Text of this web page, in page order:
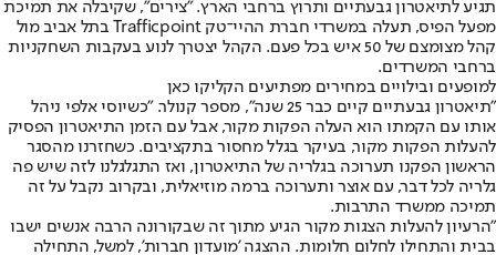
תגיע לתיאטרון גבעתיים ותרוץ ברחבי הארץ. "צירים", שקיבלה את תמיכת
מפעל הפיס, תעלה במשרדי חברת ההיי־טק Trafficpoint בתל אביב מול
קהל מצומצם של 50 איש בכל פעם. הקהל יצטרך לנוע בעקבות השחקניות
ברחבי המשרדים.
למופעים ובילויים במחירים מפתיעים הקליקו כאן
"תיאטרון גבעתיים קיים כבר 25 שנה", מספר קנולר. "כשיוסי אלפי ניהל
אותו עם הקמתו הוא העלה הפקות מקור, אבל עם הזמן התיאטרון הפסיק
להעלות הפקות מקור, בעיקר בגלל מחסור בתקציבים. כשחזרנו מהסגר
הראשון הפקנו תערוכה בגלריה של התיאטרון, ואז התגלגלנו לזה שיש פה
גלריה לכל דבר, עם אוצר ותערוכה ברמה מוזיאלית, ובקרוב נקבל על זה
תמיכה ממשרד התרבות.
"הרעיון להעלות הצגות מקור הגיע מתוך זה שבקורונה הרבה אנשים ישבו
בבית והתחילו לחלום חלומות. ההצגה 'מועדון חברות', למשל, התחילה